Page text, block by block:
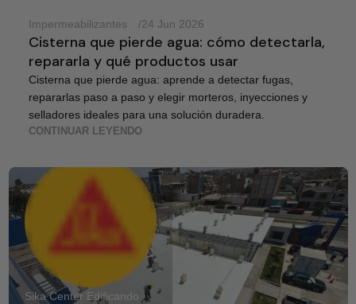
Impermeabilizantes 24 Jun 2026
Cisterna que pierde agua: cómo detectarla,
repararla y qué productos usar
Cisterna que pierde agua: aprende a detectar fugas,
repararlas paso a paso y elegir morteros, inyecciones y
selladores ideales para una solución duradera.
CONTINUAR LEYENDO
Sika Center Edificando